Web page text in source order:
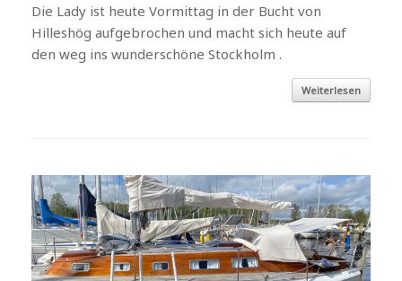
Die Lady ist heute Vormittag in der Bucht von
Hilleshög aufgebrochen und macht sich heute auf
den weg ins wunderschöne Stockholm .
Weiterlesen